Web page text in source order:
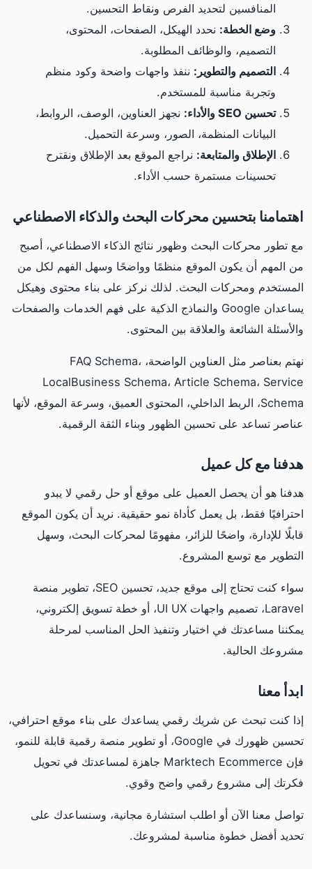
المنافسين لتحديد الفرص ونقاط التحسين.
وضع الخطة: نحدد الهيكل، الصفحات، المحتوى،
التصميم، والوظائف المطلوبة.
التصميم والتطوير: ننفذ واجهات واضحة وكود منظم
وتجربة مناسبة للمستخدم.
تحسين SEO والأداء:
نجهز العناوين، الوصف، الروابط،
البيانات المنظمة، الصور، وسرعة التحميل.
الإطلاق والمتابعة: نراجع الموقع بعد الإطلاق ونقترح
تحسينات مستمرة حسب الأداء.
اهتمامنا بتحسين محركات البحث والذكاء الاصطناعي
مع تطور محركات البحث وظهور نتائج الذكاء الاصطناعي، أصبح
من المهم أن يكون الموقع منظمًا وواضحًا وسهل الفهم لكل من
المستخدم ومحركات البحث. لذلك نركز على بناء محتوى وهيكل
يساعدان Google والنماذج الذكية على فهم الخدمات والصفحات
والأسئلة الشائعة والعلاقة بين المحتوى.
نهتم بعناصر مثل العناوين الواضحة، FAQ Schema،
LocalBusiness Schema، Article Schema، Service
Schema، الربط الداخلي، المحتوى العميق، وسرعة الموقع، لأنها
عناصر تساعد على تحسين الظهور وبناء الثقة الرقمية.
هدفنا مع كل عميل
هدفنا هو أن يحصل العميل على موقع أو حل رقمي لا يبدو
احترافيًا فقط، بل يعمل كأداة نمو حقيقية. نريد أن يكون الموقع
قابلًا للإدارة، واضحًا للزائر، مفهومًا لمحركات البحث، وسهل
التطوير مع توسع المشروع.
سواء كنت تحتاج إلى موقع جديد، تحسين SEO، تطوير منصة
Laravel، تصميم واجهات UI UX، أو خطة تسويق إلكتروني،
يمكننا مساعدتك في اختيار وتنفيذ الحل المناسب لمرحلة
مشروعك الحالية.
ابدأ معنا
إذا كنت تبحث عن شريك رقمي يساعدك على بناء موقع احترافي،
تحسين ظهورك في Google، أو تطوير منصة رقمية قابلة للنمو،
فإن Marktech Ecommerce جاهزة لمساعدتك في تحويل
فكرتك إلى مشروع رقمي واضح وقوي.
تواصل معنا الآن أو اطلب استشارة مجانية، وسنساعدك على
تحديد أفضل خطوة مناسبة لمشروعك.